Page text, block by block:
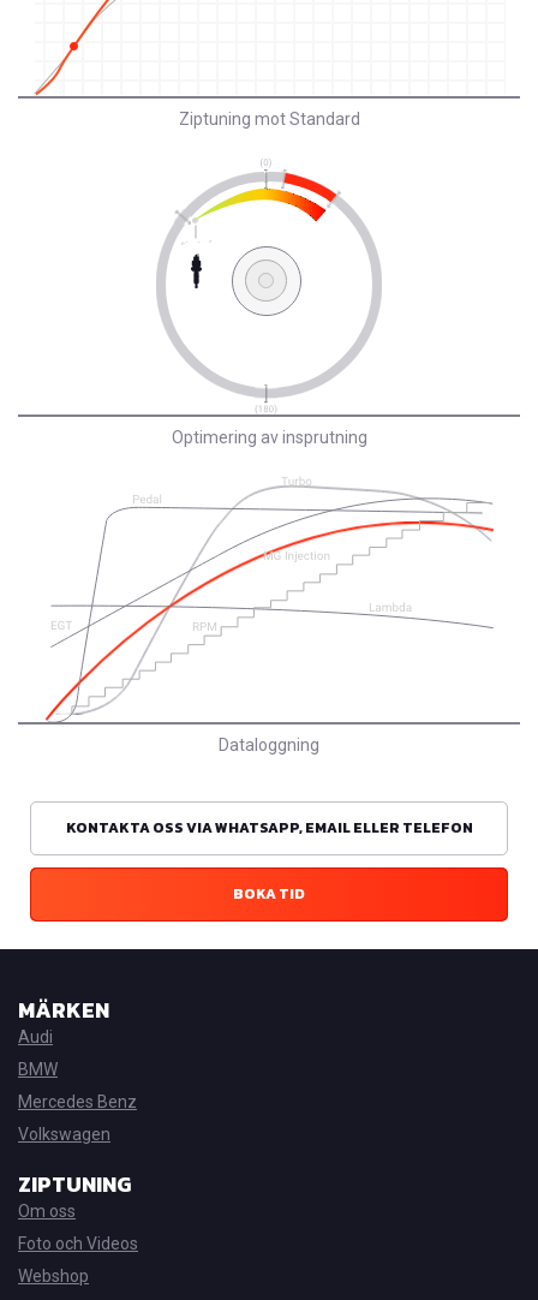
Ziptuning mot Standard
Optimering av insprutning
Dataloggning
KONTAKTA OSS VIA WHATSAPP, EMAIL ELLER TELEFON
BOKA TID
MÄRKEN
Audi
BMW
Mercedes Benz
Volkswagen
ZIPTUNING
Om oss
Foto och Videos
Webshop